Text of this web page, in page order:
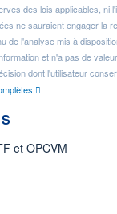
des lois applicables, ni
ne sauraient engager la
de l'analyse mis à
et n'a pas de
dont l'utilisateur
et OPCVM